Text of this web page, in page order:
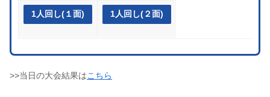
1人回し(１面) 1人回し(２面)
>>当日の大会結果はこちら